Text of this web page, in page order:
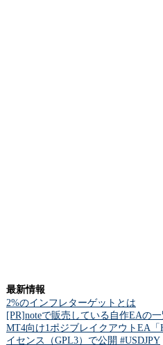
最新情報
2%のインフレターゲットとは
[PR]noteで販売している自作EAの
MT4向け1ポジブレイクアウトEA
イセンス（GPL3）で公開 #USDJPY